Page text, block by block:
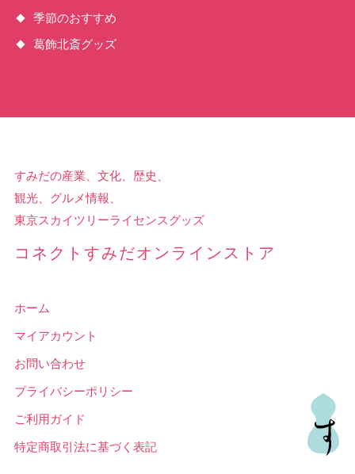
季節のおすすめ
葛飾北斎グッズ
すみだの産業、文化、歴史、
観光、グルメ情報、
東京スカイツリーライセンスグッズ
コネクトすみだオンラインストア
ホーム
マイアカウント
お問い合わせ
プライバシーポリシー
ご利用ガイド
特定商取引法に基づく表記